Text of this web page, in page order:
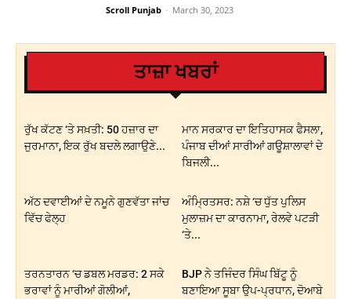
Scroll Punjab - March 30, 2023
ਤਾਜ਼ਾ ਖਬਰਾਂ
ਰੁੱਖ ਕੱਟਣ ‘ਤੇ ਸਖ਼ਤੀ: 50 ਹਜ਼ਾਰ ਦਾ
ਜੁਰਮਾਨਾ, ਇਕ ਰੁੱਖ ਬਦਲੇ ਲਗਾਉਣੇ...
ਮਾਨ ਸਰਕਾਰ ਦਾ ਇਤਿਹਾਸਕ ਫੈਸਲਾ,
ਪੰਜਾਬ ਦੀਆਂ ਸਾਰੀਆਂ ਗਊਸ਼ਾਲਾਵਾਂ ਦੇ
ਬਿਜਲੀ...
ਅੱਠ ਦਵਾਈਆਂ ਦੇ ਨਮੂਨੇ ਗੁਣਵੱਤਾ ਜਾਂਚ
ਵਿੱਚ ਫੇਲ੍ਹ
ਅੰਮ੍ਰਿਤਸਰ: ਨਸ਼ੇ ‘ਚ ਧੁੱਤ ਪੁਲਿਸ
ਮੁਲਾਜ਼ਮ ਦਾ ਕਾਰਨਾਮਾ, ਰੇਲਵੇ ਪਟੜੀ
‘ਤੇ...
ਤਰਨਤਾਰਨ ‘ਚ ਡਬਲ ਮਰਡਰ: 2 ਸਕੇ
ਭਰਾਵਾਂ ਨੂੰ ਮਾਰੀਆਂ ਗੋਲੀਆਂ,
BJP ਨੇ ਤਜਿੰਦਰ ਸਿੰਘ ਬਿੱਟੂ ਨੂੰ
ਬਣਾਇਆ ਸੂਬਾ ਉਪ-ਪ੍ਰਧਾਨ, ਦੋਆਬੇ